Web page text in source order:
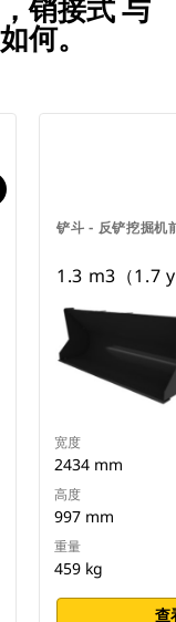
销接式 与
何。
铲斗 - 反铲挖掘机
1.3 m3（1.7
宽度
2434 mm
高度
997 mm
重量
459 kg
查